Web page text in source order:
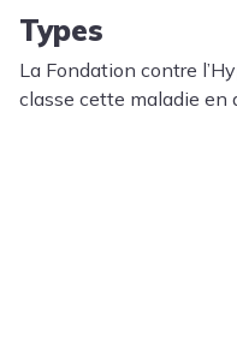
Types
La Fondation contre
classe cette maladie en